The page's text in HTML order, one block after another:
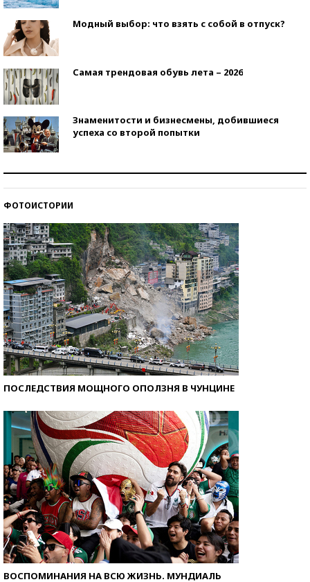
Модный выбор: что взять с собой в отпуск?
Самая трендовая обувь лета – 2026
Знаменитости и бизнесмены, добившиеся
успеха со второй попытки
ФОТОИСТОРИИ
ПОСЛЕДСТВИЯ МОЩНОГО ОПОЛЗНЯ В ЧУНЦИНЕ
ВОСПОМИНАНИЯ НА ВСЮ ЖИЗНЬ. МУНДИАЛЬ